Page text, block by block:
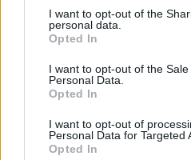
not limited to your visit or usage
grant or deny consent to
use your data for below
consent section.
I want to opt-out of the
personal data.
Opted In
I want to opt-out of the
Personal Data.
Opted In
I want to opt-out of
Personal Data for Targeted
Opted In